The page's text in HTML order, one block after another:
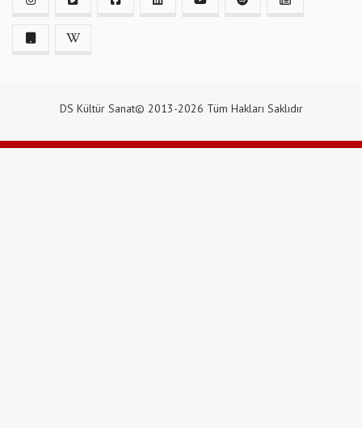
DS Kültür Sanat© 2013-2026 Tüm Hakları Saklıdır